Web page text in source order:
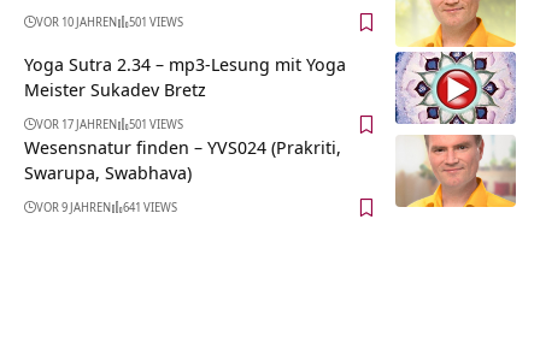
VOR 10 JAHREN 501 VIEWS
Yoga Sutra 2.34 – mp3-Lesung mit Yoga
Meister Sukadev Bretz
VOR 17 JAHREN 501 VIEWS
Wesensnatur finden – YVS024 (Prakriti,
Swarupa, Swabhava)
VOR 9 JAHREN 641 VIEWS